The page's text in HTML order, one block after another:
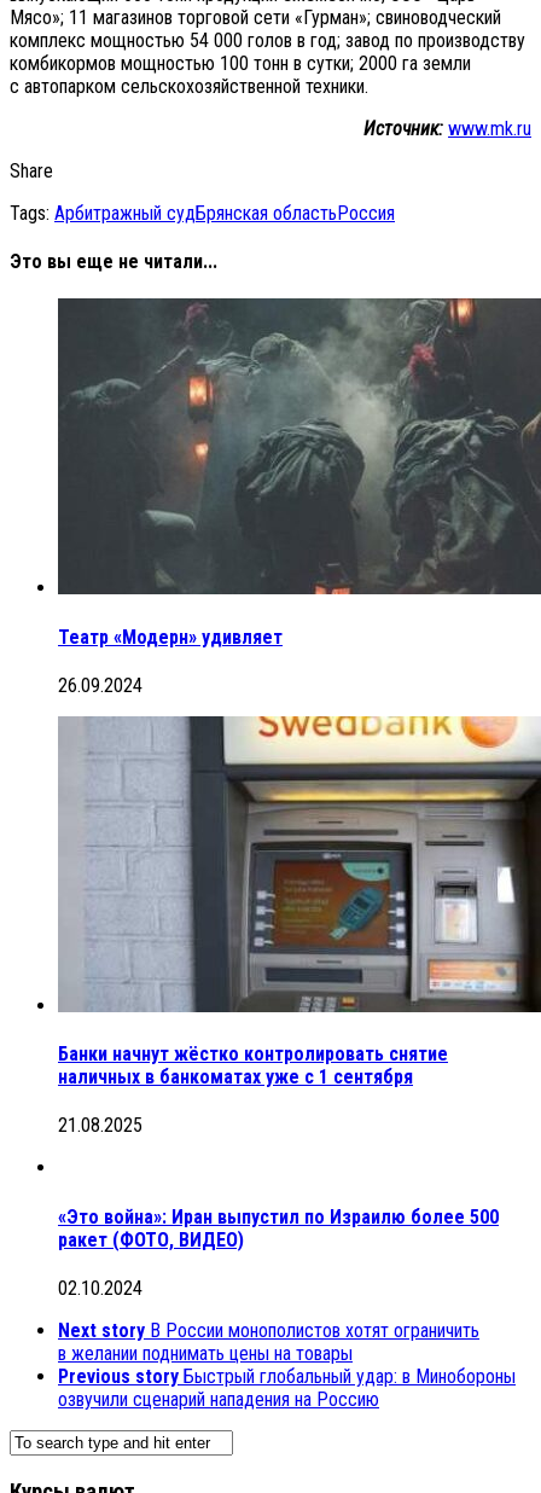
Мясо»; 11 магазинов торговой сети «Гурман»; свиноводческий
комплекс мощностью 54 000 голов в год; завод по производству
комбикормов мощностью 100 тонн в сутки; 2000 га земли
с автопарком сельскохозяйственной техники.
Источник: www.mk.ru
Share
Tags: Арбитражный судБрянская областьРоссия
Это вы еще не читали...
Театр «Модерн» удивляет
26.09.2024
Банки начнут жёстко контролировать снятие
наличных в банкоматах уже с 1 сентября
21.08.2025
«Это война»: Иран выпустил по Израилю более 500
ракет (ФОТО, ВИДЕО)
02.10.2024
Next story В России монополистов хотят ограничить
в желании поднимать цены на товары
Previous story Быстрый глобальный удар: в Минобороны
озвучили сценарий нападения на Россию